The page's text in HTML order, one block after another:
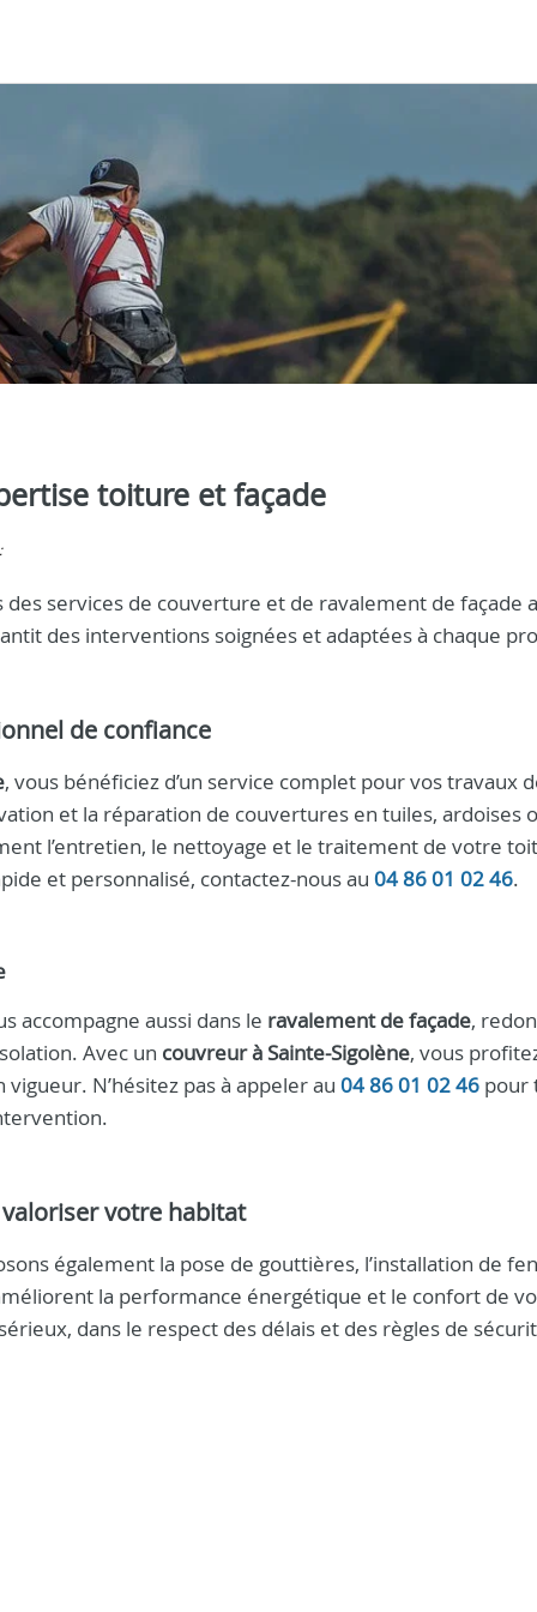
toiture et façade
services de couverture et de ravalement de façade
des interventions soignées et adaptées à chaque
de confiance
, vous bénéficiez d’un service complet pour vos travaux
et la réparation de couvertures en tuiles, ardoises
l’entretien, le nettoyage et le traitement de votre
et personnalisé, contactez-nous au 04 86 01 02 46.
accompagne aussi dans le ravalement de façade,
Avec un couvreur à Sainte-Sigolène, vous
N’hésitez pas à appeler au 04 86 01 02 46 pour
votre habitat
également la pose de gouttières, l’installation de
la performance énergétique et le confort de
dans le respect des délais et des règles de